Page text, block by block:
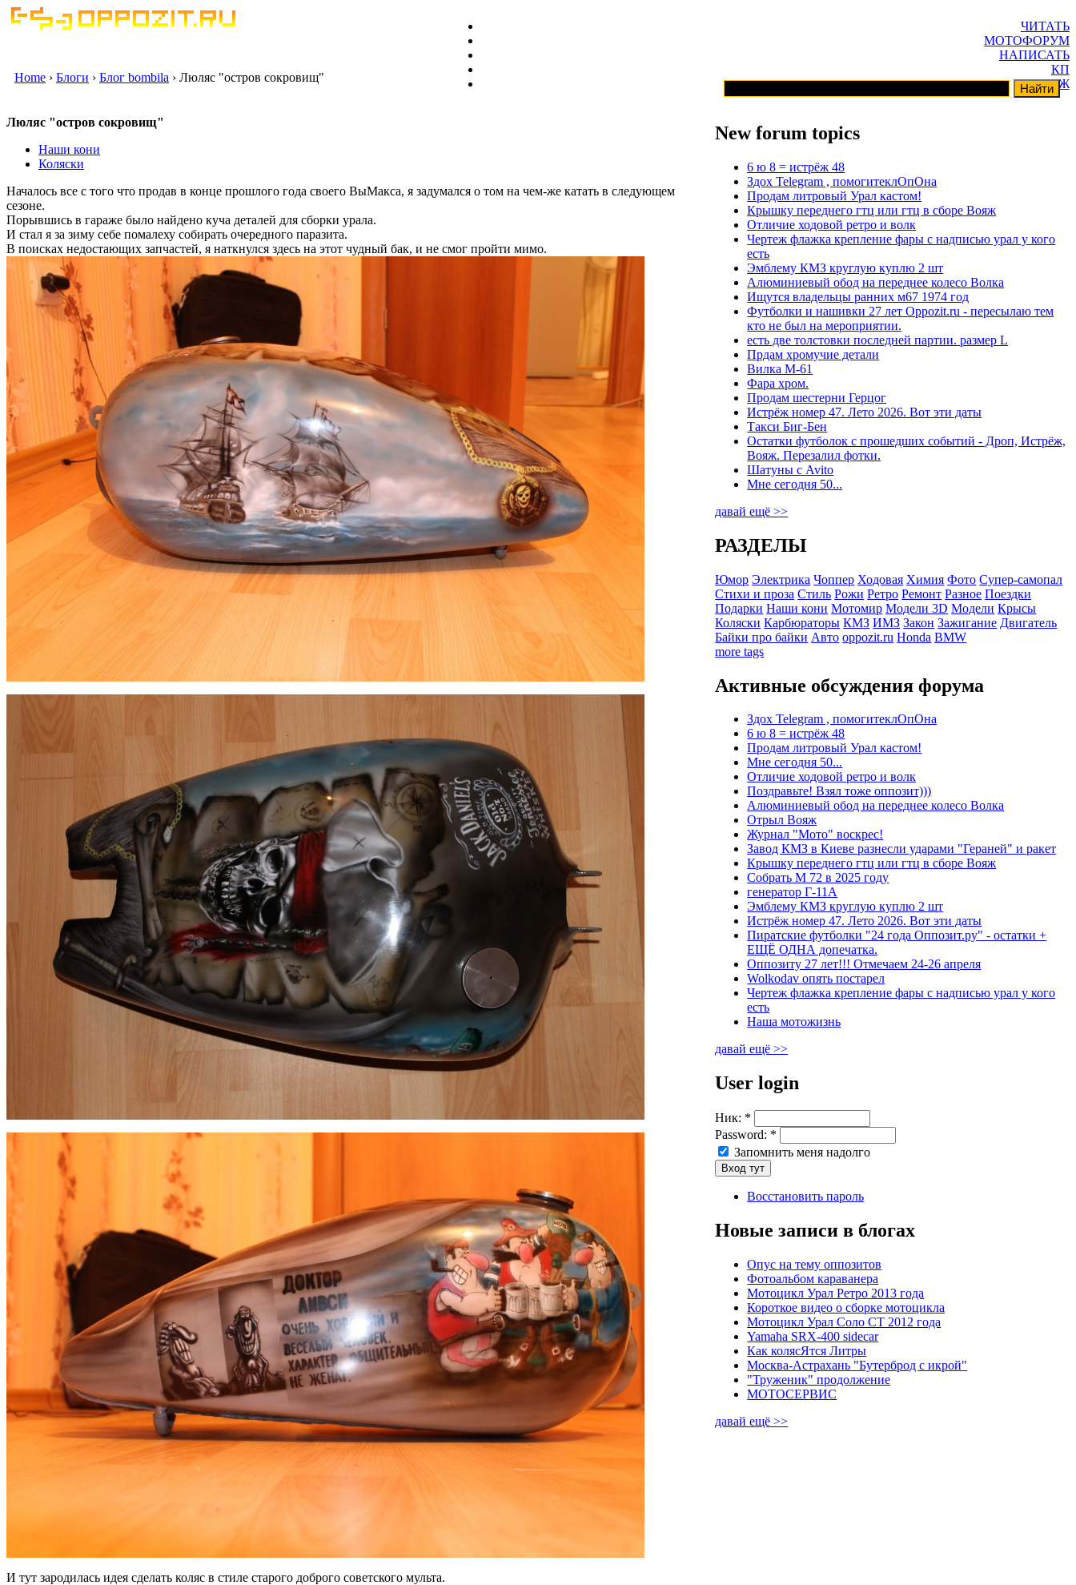
ЧИТАТЬ
МОТОФОРУМ
НАПИСАТЬ
КП
ГАРАЖ
Home › Блоги › Блог bombila › Люляс "остров сокровищ"
Люляс "остров сокровищ"
Наши кони
Коляски
Началось все с того что продав в конце прошлого года своего ВыМакса, я задумался о том на чем-же катать в следующем
сезоне.
Порывшись в гараже было найдено куча деталей для сборки урала.
И стал я за зиму себе помалеху собирать очередного паразита.
В поисках недостающих запчастей, я наткнулся здесь на этот чудный бак, и не смог пройти мимо.
И тут зародилась идея сделать коляс в стиле старого доброго советского мульта.
New forum topics
6 ю 8 = истрёж 48
Здох Telegram , помогитеклОпОна
Продам литровый Урал кастом!
Крышку переднего гтц или гтц в сборе Вояж
Отличие ходовой ретро и волк
Чертеж флажка крепление фары с надписью урал у кого
есть
Эмблему КМЗ круглую куплю 2 шт
Алюминиевый обод на переднее колесо Волка
Ищутся владельцы ранних м67 1974 год
Футболки и нашивки 27 лет Oppozit.ru - пересылаю тем
кто не был на мероприятии.
есть две толстовки последней партии. размер L
Прдам хромучие детали
Вилка М-61
Фара хром.
Продам шестерни Герцог
Истрёж номер 47. Лето 2026. Вот эти даты
Такси Биг-Бен
Остатки футболок с прошедших событий - Дроп, Истрёж,
Вояж. Перезалил фотки.
Шатуны с Avito
Мне сегодня 50...
давай ещё >>
РАЗДЕЛЫ
Юмор Электрика Чоппер Ходовая Химия Фото Супер-самопал
Стихи и проза Стиль Рожи Ретро Ремонт Разное Поездки
Подарки Наши кони Мотомир Модели 3D Модели Крысы
Коляски Карбюраторы КМЗ ИМЗ Закон Зажигание Двигатель
Байки про байки Авто oppozit.ru Honda BMW
more tags
Активные обсуждения форума
Здох Telegram , помогитеклОпОна
6 ю 8 = истрёж 48
Продам литровый Урал кастом!
Мне сегодня 50...
Отличие ходовой ретро и волк
Поздравьте! Взял тоже оппозит)))
Алюминиевый обод на переднее колесо Волка
Отрыл Вояж
Журнал "Мото" воскрес!
Завод КМЗ в Киеве разнесли ударами "Гераней" и ракет
Крышку переднего гтц или гтц в сборе Вояж
Собрать М 72 в 2025 году
генератор Г-11А
Эмблему КМЗ круглую куплю 2 шт
Истрёж номер 47. Лето 2026. Вот эти даты
Пиратские футболки "24 года Оппозит.ру" - остатки +
ЕЩЁ ОДНА допечатка.
Оппозиту 27 лет!!! Отмечаем 24-26 апреля
Wolkodav опять постарел
Чертеж флажка крепление фары с надписью урал у кого
есть
Наша мотожизнь
давай ещё >>
User login
Ник: *
Password: *
Запомнить меня надолго
Восстановить пароль
Новые записи в блогах
Опус на тему оппозитов
Фотоальбом караванера
Мотоцикл Урал Ретро 2013 года
Короткое видео о сборке мотоцикла
Мотоцикл Урал Соло СТ 2012 года
Yamaha SRX-400 sidecar
Как колясЯтся Литры
Москва-Астрахань "Бутерброд с икрой"
"Труженик" продолжение
МОТОСЕРВИС
давай ещё >>